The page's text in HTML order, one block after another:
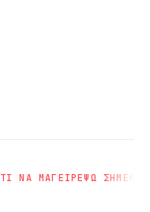
ΤΙ ΝΑ ΜΑΓΕΙΡΕΨΩ ΣΗΜΕΡΑ